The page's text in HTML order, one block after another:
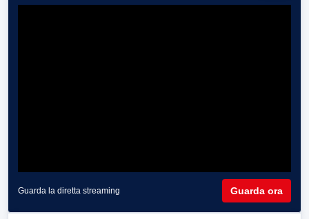
Guarda la diretta streaming Guarda ora